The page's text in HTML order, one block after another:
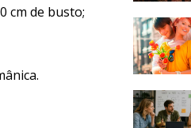
cm de busto;